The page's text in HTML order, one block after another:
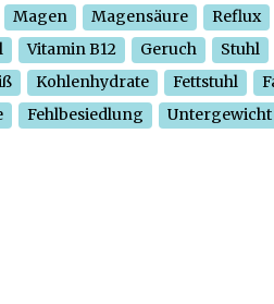
Magen Magensäure
Reflux
Vitamin B12 Geruch
Stuhl
Kohlenhydrate Fettstuhl
Fehlbesiedlung Untergewicht